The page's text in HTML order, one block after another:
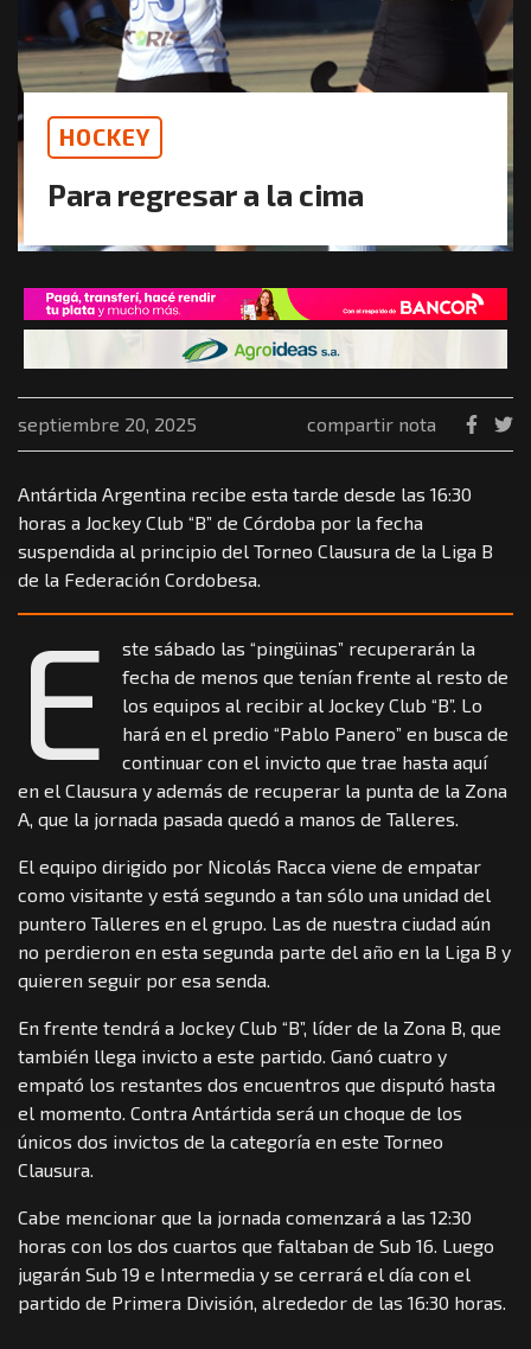
HOCKEY
Para regresar a la cima
septiembre 20, 2025 compartir nota
Antártida Argentina recibe esta tarde desde las 16:30
horas a Jockey Club “B” de Córdoba por la fecha
suspendida al principio del Torneo Clausura de la Liga B
de la Federación Cordobesa.
E
ste sábado las “pingüinas” recuperarán la
fecha de menos que tenían frente al resto de
los equipos al recibir al Jockey Club “B”. Lo
hará en el predio “Pablo Panero” en busca de
continuar con el invicto que trae hasta aquí
en el Clausura y además de recuperar la punta de la Zona
A, que la jornada pasada quedó a manos de Talleres.
El equipo dirigido por Nicolás Racca viene de empatar
como visitante y está segundo a tan sólo una unidad del
puntero Talleres en el grupo. Las de nuestra ciudad aún
no perdieron en esta segunda parte del año en la Liga B y
quieren seguir por esa senda.
En frente tendrá a Jockey Club “B”, líder de la Zona B, que
también llega invicto a este partido. Ganó cuatro y
empató los restantes dos encuentros que disputó hasta
el momento. Contra Antártida será un choque de los
únicos dos invictos de la categoría en este Torneo
Clausura.
Cabe mencionar que la jornada comenzará a las 12:30
horas con los dos cuartos que faltaban de Sub 16. Luego
jugarán Sub 19 e Intermedia y se cerrará el día con el
partido de Primera División, alrededor de las 16:30 horas.